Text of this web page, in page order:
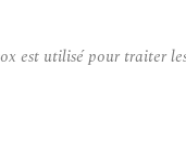
est utilisé pour traiter